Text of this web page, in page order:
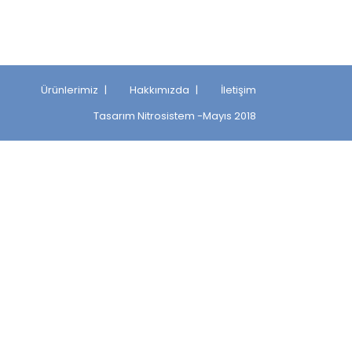
Ürünlerimiz Hakkımızda
İletişim
Tasarım Nitrosistem -Mayıs 2018